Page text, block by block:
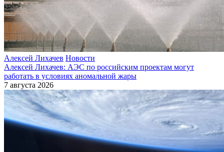
Алексей Лихачев Новости
Алексей Лихачев: АЭС по российским проектам могут
работать в условиях аномальной жары
7 августа 2026